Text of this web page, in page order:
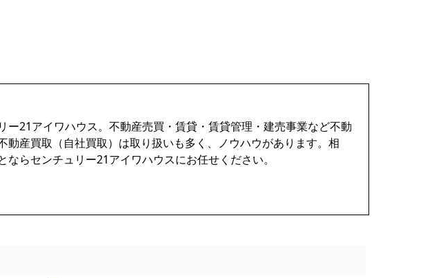
21アイワハウス。不動産売買・賃貸・賃貸管理・建売事業など不動
産買取（自社買取）は取り扱いも多く、ノウハウがあります。相
らセンチュリー21アイワハウスにお任せください。